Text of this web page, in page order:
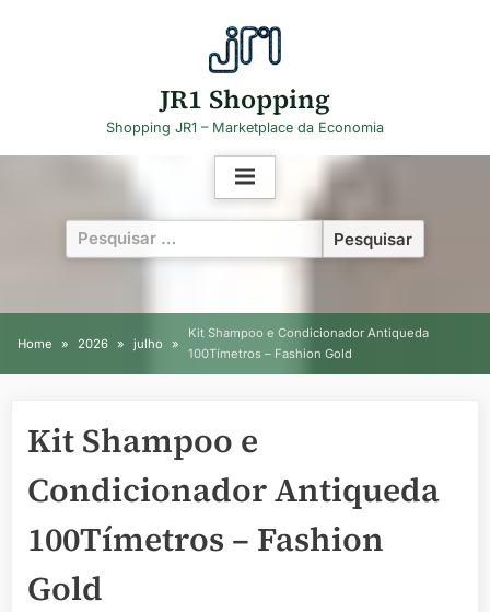
JR1 Shopping
Shopping JR1 – Marketplace da Economia
Pesquisar
por:
Home 2026 julho
Kit Shampoo e Condicionador Antiqueda
100Tímetros – Fashion Gold
Kit Shampoo e
Condicionador Antiqueda
100Tímetros – Fashion
Gold